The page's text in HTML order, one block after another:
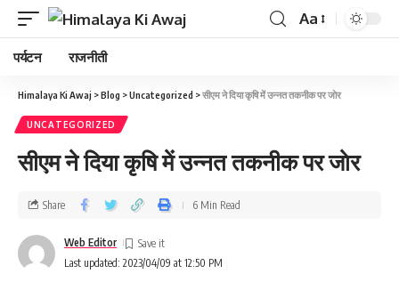
Aa
पर्यटन राजनीती
Himalaya Ki Awaj >Blog >Uncategorized >सीएम ने दिया कृषि में उन्‍नत तकनीक पर जाेर
UNCATEGORIZED
सीएम ने दिया कृषि में उन्‍नत तकनीक पर जाेर
Last updated: 2023/04/09 at 12:50 PM
Web Editor
Share 6 Min Read